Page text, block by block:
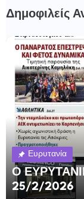
Δημοφιλείς
Ευρυτανία
Ο
25/2/2026